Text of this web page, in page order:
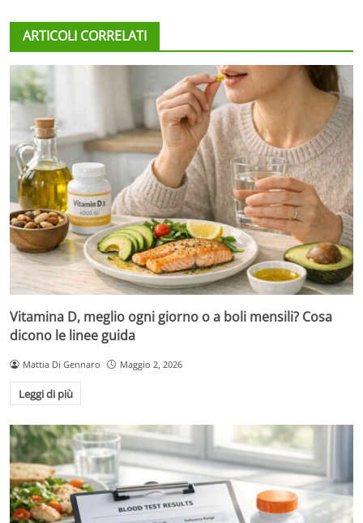
ARTICOLI CORRELATI
Vitamina D, meglio ogni giorno o a boli mensili? Cosa
dicono le linee guida
Mattia Di Gennaro Maggio 2, 2026
Leggi di più